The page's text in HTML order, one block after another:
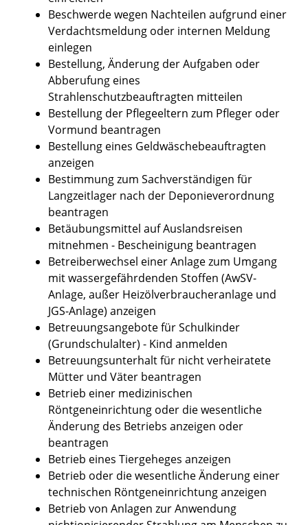
Beschwerde wegen Nachteilen aufgrund einer
Verdachtsmeldung oder internen Meldung
einlegen
Bestellung, Änderung der Aufgaben oder
Abberufung eines
Strahlenschutzbeauftragten mitteilen
Bestellung der Pflegeeltern zum Pfleger oder
Vormund beantragen
Bestellung eines Geldwäschebeauftragten
anzeigen
Bestimmung zum Sachverständigen für
Langzeitlager nach der Deponieverordnung
beantragen
Betäubungsmittel auf Auslandsreisen
mitnehmen - Bescheinigung beantragen
Betreiberwechsel einer Anlage zum Umgang
mit wassergefährdenden Stoffen (AwSV-
Anlage, außer Heizölverbraucheranlage und
JGS-Anlage) anzeigen
Betreuungsangebote für Schulkinder
(Grundschulalter) - Kind anmelden
Betreuungsunterhalt für nicht verheiratete
Mütter und Väter beantragen
Betrieb einer medizinischen
Röntgeneinrichtung oder die wesentliche
Änderung des Betriebs anzeigen oder
beantragen
Betrieb eines Tiergeheges anzeigen
Betrieb oder die wesentliche Änderung einer
technischen Röntgeneinrichtung anzeigen
Betrieb von Anlagen zur Anwendung